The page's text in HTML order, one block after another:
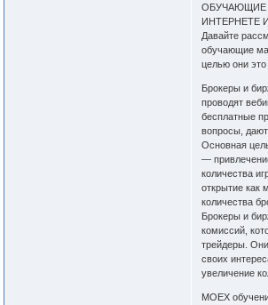
ОБУЧАЮЩИЕ
ИНТЕРНЕТЕ
Давайте
обучающие
целью они
Брокеры и
проводят
бесплатные
вопросы,
Основная
—
количества
открытие как
количества
Брокеры и
комиссий,
трейдеры.
своих
увеличение
MOEX